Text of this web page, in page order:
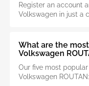
Register an account
Volkswagen in just a
What are the
Volkswagen
Our five most
Volkswagen ROUTAN: